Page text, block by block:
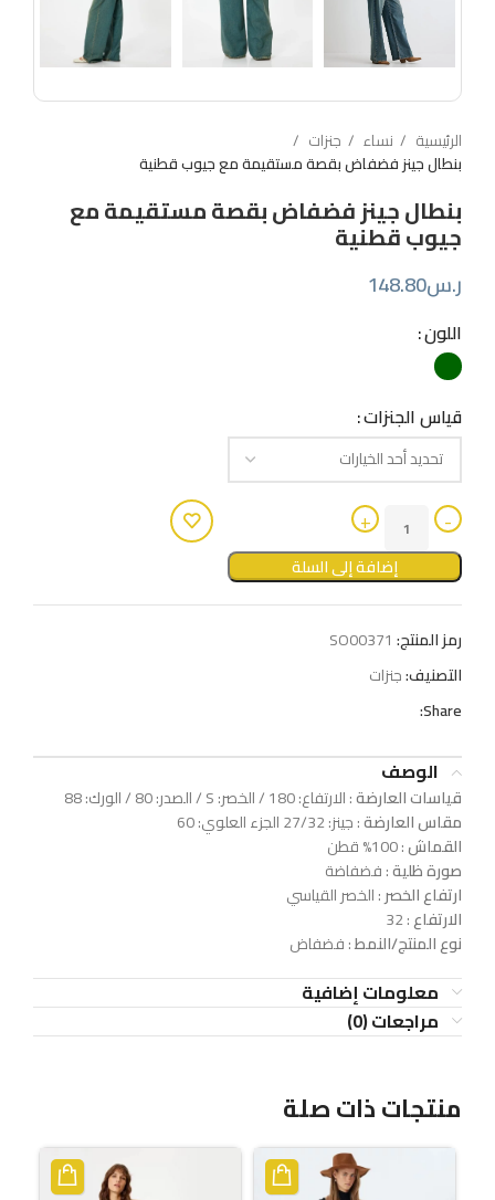
الرئيسية نساء
جنزات
بنطال جينز فضفاض بقصة مستقيمة مع جيوب قطنية
بنطال جينز فضفاض بقصة مستقيمة مع
جيوب قطنية
ر.س148.80
اللون
قياس الجنزات
إضافة إلى السلة
رمز المنتج: SO00371
التصنيف:جنزات
Share:
الوصف
قياسات العارضة: الارتفاع: 180 / الخصر: S / الصدر: 80 / الورك: 88
مقاس العارضة: جينز: 27/32 الجزء العلوي: 60
القماش: 100% قطن
صورة ظلية: فضفاضة
ارتفاع الخصر: الخصر القياسي
الارتفاع: 32
نوع المنتج/النمط: فضفاض
معلومات إضافية
مراجعات (0)
منتجات ذات صلة